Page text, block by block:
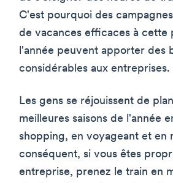
C'est pourquoi des
de vacances efficaces à cette
l'année peuvent apporter des
considérables aux entreprises.
Les gens se réjouissent de
meilleures saisons de l'année
shopping, en voyageant et en
conséquent, si vous êtes
entreprise, prenez le train en